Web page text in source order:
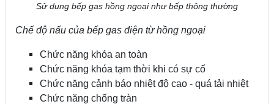
Sử dụng bếp gas hồng ngoại như bếp thông thường
Chế độ nấu của bếp gas điện từ hồng ngoại
Chức năng khóa an toàn
Chức năng khóa tạm thời khi có sự cố
Chức năng cảnh báo nhiệt độ cao - quá tải nhiệt
Chức năng chống tràn